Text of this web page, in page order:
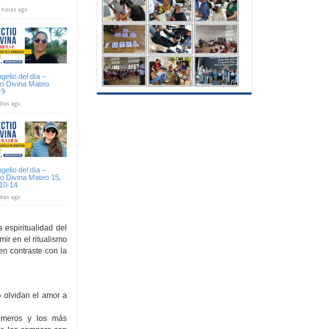
horas ago
del día –
Divina Mateo
ago
del día –
Divina Mateo 15,
14
ago
espiritualidad del
en el ritualismo
contraste con la
olvidan el amor a
y los más